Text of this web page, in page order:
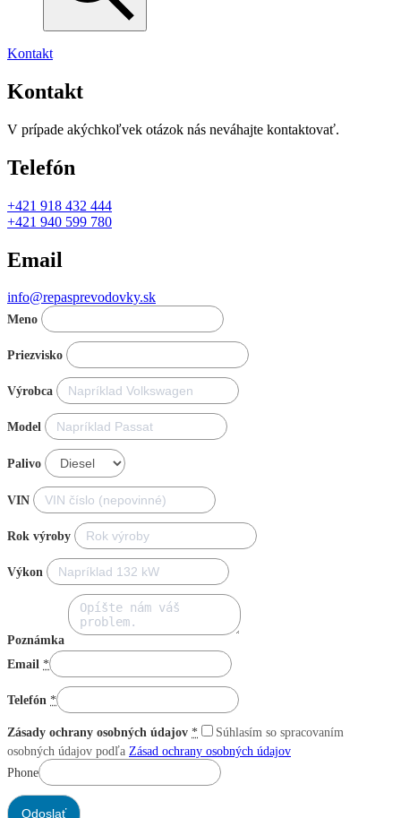
Kontakt
Kontakt
V prípade akýchkoľvek otázok nás neváhajte kontaktovať.
Telefón
+421 918 432 444
+421 940 599 780
Email
info@repasprevodovky.sk
Meno
Priezvisko
Výrobca
Model
Palivo
VIN
Rok výroby
Výkon
Poznámka
Email *
Telefón *
Zásady ochrany osobných údajov *
Súhlasím so spracovaním
osobných údajov podľa Zásad ochrany osobných údajov
Phone
Odoslať